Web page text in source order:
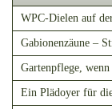
WPC-Dielen auf
Gabionenzäune –
Gartenpflege,
Ein Plädoyer für